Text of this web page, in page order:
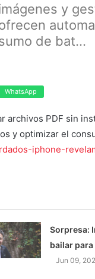
y
de bat...
WhatsApp
archivos PDF sin
y optimizar el
iphone-
Sorpresa:
bailar
Jun 09,